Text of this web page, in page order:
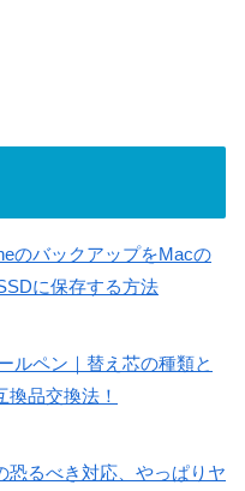
のバックアップをMacの
に保存する方法
ルペン｜替え芯の種類と
換品交換法！
恐るべき対応、やっぱりヤ